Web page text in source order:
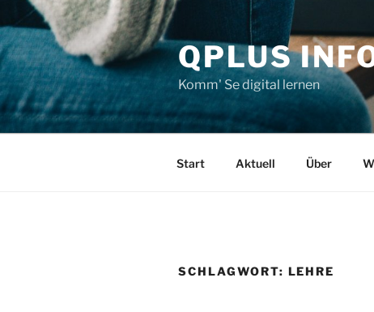
Inhalt
springen
QPLUS
Komm' Se digital lernen
Start Aktuell Über
SCHLAGWORT: LEHRE